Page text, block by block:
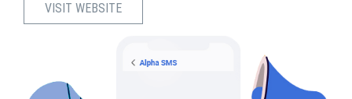
VISIT WEBSITE